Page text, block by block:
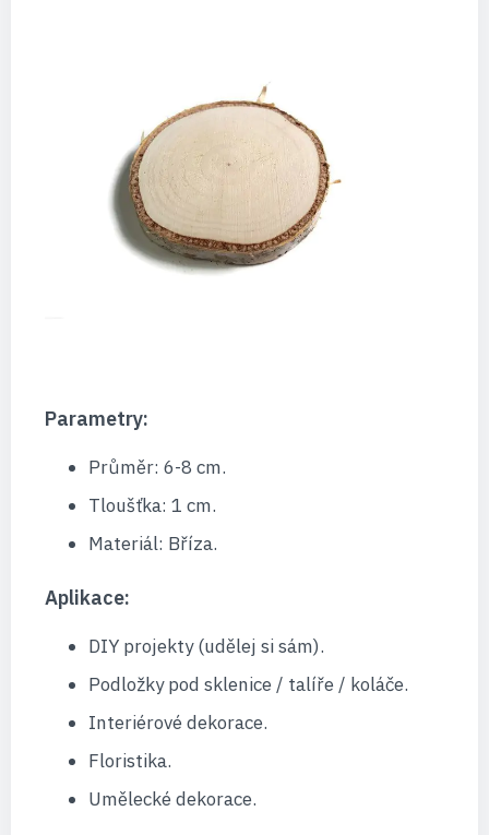
Parametry:
Průměr: 6-8 cm.
Tloušťka: 1 cm.
Materiál: Bříza.
Aplikace:
DIY projekty (udělej si sám).
Podložky pod sklenice / talíře / koláče.
Interiérové ​​dekorace.
Floristika.
Umělecké dekorace.